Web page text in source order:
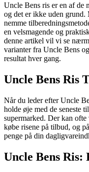
Uncle Bens ris er en af de
og det er ikke uden grund.
nemme
en velsmagende og
denne artikel vil vi se
varianter fra Uncle Bens
resultat hver gang.
Uncle Bens Ris
Når du leder efter Uncle
holde øje med de seneste
supermarked. Der kan ofte
købe risene på tilbud, og
penge på din
Uncle Bens